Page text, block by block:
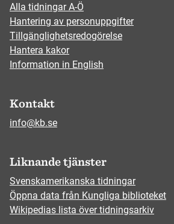
Alla tidningar A-Ö
Hantering av personuppgifter
Tillgänglighetsredogörelse
Hantera kakor
Information in English
Kontakt
info@kb.se
Liknande tjänster
Svenskamerikanska tidningar
Öppna data från Kungliga biblioteket
Wikipedias lista över tidningsarkiv